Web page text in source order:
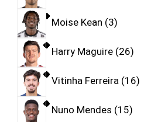
Moise Kean 3
Harry Maguire 26
Vitinha Ferreira 16
Nuno Mendes 15